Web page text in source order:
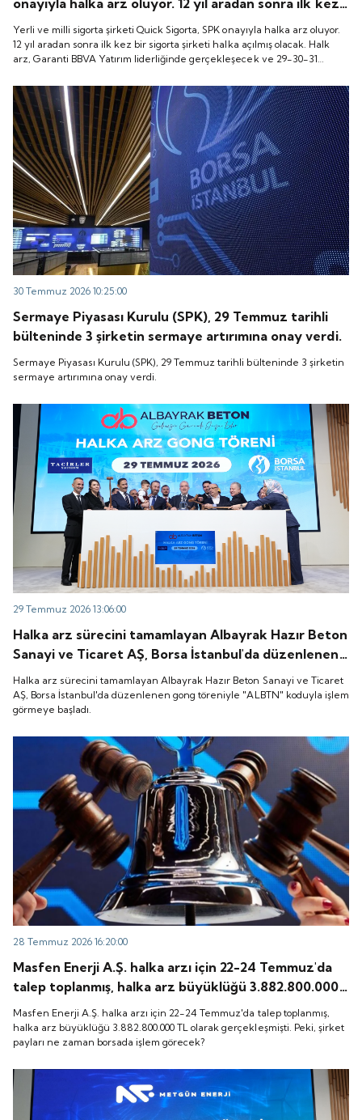
bir sigorta şirketi halka açılmış olacak. Halk arz,
Garanti BBVA Yatırım liderliğinde gerçekleşecek ve
29-30-31 Temmuz 2026 tarihlerinde talep
ile Quick Sigorta işlem görmeye başlayacak.
Yerli ve milli sigorta şirketi Quick Sigorta, SPK onayıyla halka arz oluyor.
12 yıl aradan sonra ilk kez bir sigorta şirketi halka açılmış olacak. Halk
arz, Garanti BBVA Yatırım liderliğinde gerçekleşecek ve 29-30-31
“Gong Töreni” ile Quick Sigorta işlem görmeye başlayacak.
30 Temmuz 2026 10:25:00
Sermaye Piyasası Kurulu (SPK), 29 Temmuz tarihli
bülteninde 3 şirketin sermaye artırımına onay verdi.
Sermaye Piyasası Kurulu (SPK), 29 Temmuz tarihli bülteninde 3 şirketin
sermaye artırımına onay verdi.
29 Temmuz 2026 13:06:00
Halka arz sürecini tamamlayan Albayrak Hazır Beton
Sanayi ve Ticaret AŞ, Borsa İstanbul'da düzenlenen
gong töreniyle "ALBTN" koduyla işlem görmeye
başladı.
Halka arz sürecini tamamlayan Albayrak Hazır Beton Sanayi ve Ticaret
AŞ, Borsa İstanbul'da düzenlenen gong töreniyle "ALBTN" koduyla işlem
görmeye başladı.
28 Temmuz 2026 16:20:00
Masfen Enerji A.Ş. halka arzı için 22-24 Temmuz'da
talep toplanmış, halka arz büyüklüğü 3.882.800.000
TL olarak gerçekleşmişti. Peki, şirket payları ne
zaman borsada işlem görecek?
Masfen Enerji A.Ş. halka arzı için 22-24 Temmuz'da talep toplanmış,
halka arz büyüklüğü 3.882.800.000 TL olarak gerçekleşmişti. Peki, şirket
payları ne zaman borsada işlem görecek?